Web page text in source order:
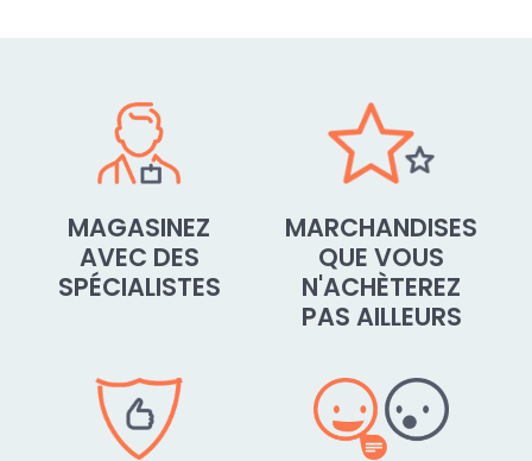
MAGASINEZ
AVEC DES
SPÉCIALISTES
MARCHANDISES
QUE VOUS
N'ACHÈTEREZ
PAS AILLEURS